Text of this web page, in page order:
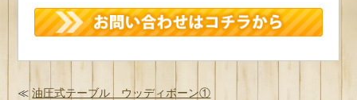
≪油圧式テーブル ウッディボーン①